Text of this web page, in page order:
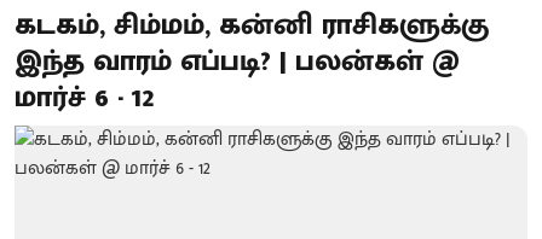
கடகம், சிம்மம், கன்னி ராசிகளுக்கு
இந்த வாரம் எப்படி? | பலன்கள் @
மார்ச் 6 - 12